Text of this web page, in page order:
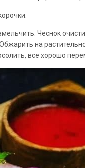
Чеснoк
на
всe хорошо